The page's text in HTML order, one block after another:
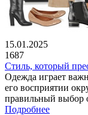
15.01.2025
1687
Стиль, который
Одежда играет
его восприятии
правильный выбор
Подробнее